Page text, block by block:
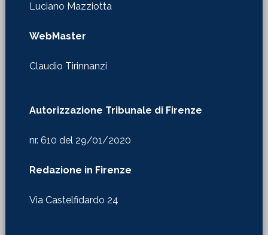
Luciano Mazziotta
WebMaster
Claudio Tirinnanzi
Autorizzazione Tribunale di Firenze
nr. 610 del 29/01/2020
Redazione in Firenze
Via Castelfidardo 24